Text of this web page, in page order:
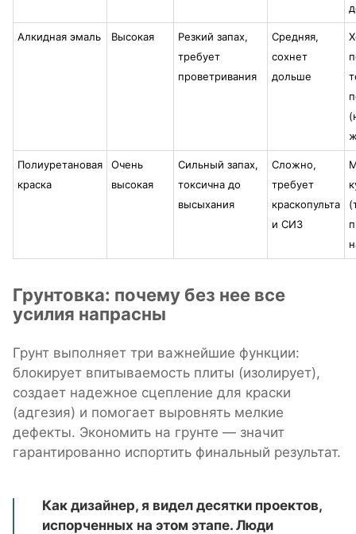
Алкидная эмаль Высокая
Резкий запах,
требует
проветривания
Средняя,
сохнет
дольше
Полиуретановая
краска
Очень
высокая
Сильный запах,
токсична до
высыхания
Сложно,
требует
краскопульта
и СИЗ
Грунтовка: почему без нее все
усилия напрасны
Грунт выполняет три важнейшие функции:
блокирует впитываемость плиты (изолирует),
создает надежное сцепление для краски
(адгезия) и помогает выровнять мелкие
дефекты. Экономить на грунте — значит
гарантированно испортить финальный результат.
Как дизайнер, я видел десятки проектов,
испорченных на этом этапе. Люди